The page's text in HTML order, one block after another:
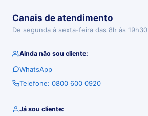
Canais de atendimento
De segunda à sexta-feira das 8h às 19h30
Ainda não sou cliente:
WhatsApp
Telefone: 0800 600 0920
Já sou cliente: